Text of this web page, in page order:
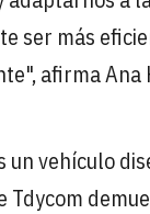
ser más
afirma Ana
un vehículo
Tdycom